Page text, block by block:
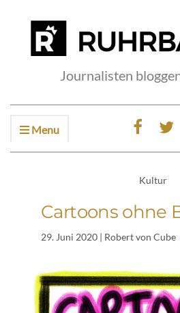
Journalisten
Menu
Kultur
Cartoons ohne
29. Juni 2020| Robert von Cube